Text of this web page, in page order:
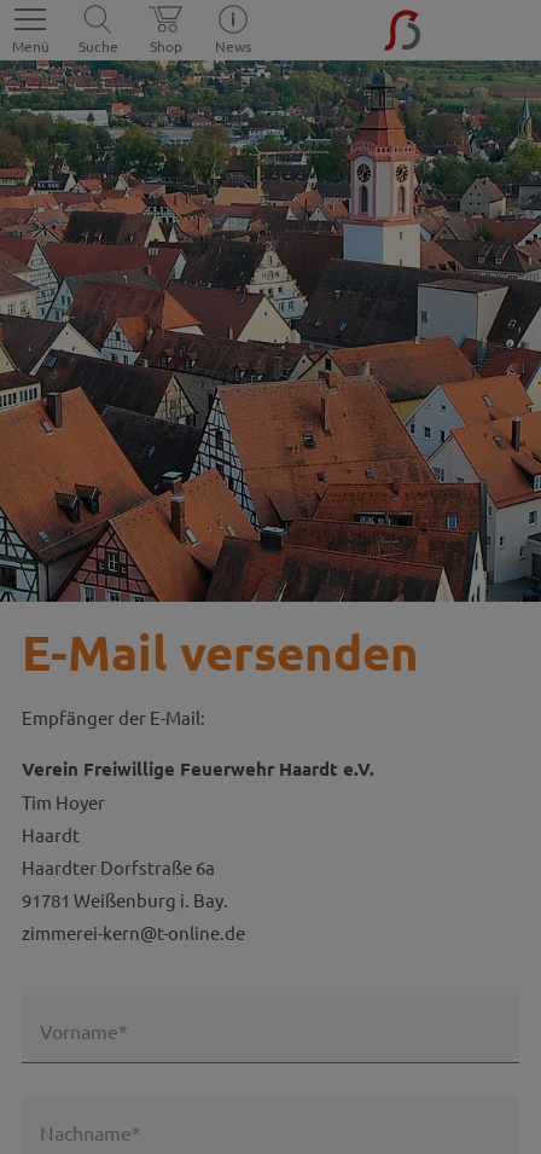
Menü Suche Shop News
E-Mail versenden
Empfänger der E-Mail:
Verein Freiwillige Feuerwehr Haardt e.V.
Tim Hoyer
Haardt
Haardter Dorfstraße 6a
91781 Weißenburg i. Bay.
zimmerei-kern@t-online.de
Vorname*
Nachname*